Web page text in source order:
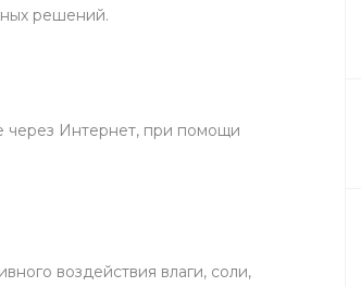
решений.
через Интернет, при помощи
воздействия влаги, соли,